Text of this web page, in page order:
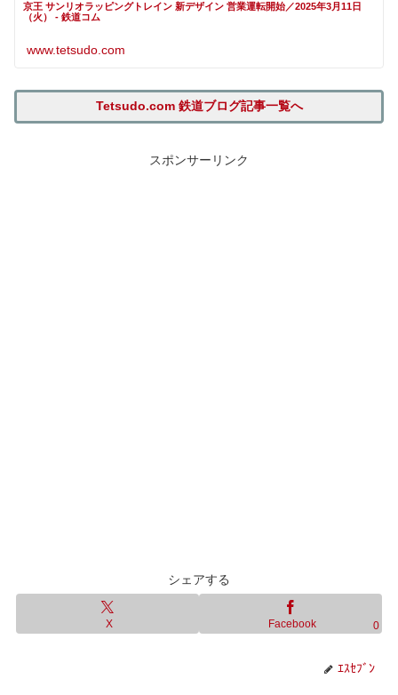
京王 サンリオラッピングトレイン 新デザイン 営業運転開始／2025年3月11日
（火） - 鉄道コム
www.tetsudo.com
Tetsudo.com 鉄道ブログ記事一覧へ
スポンサーリンク
シェアする
X Facebook 0
ｴｽｾﾌﾞﾝ